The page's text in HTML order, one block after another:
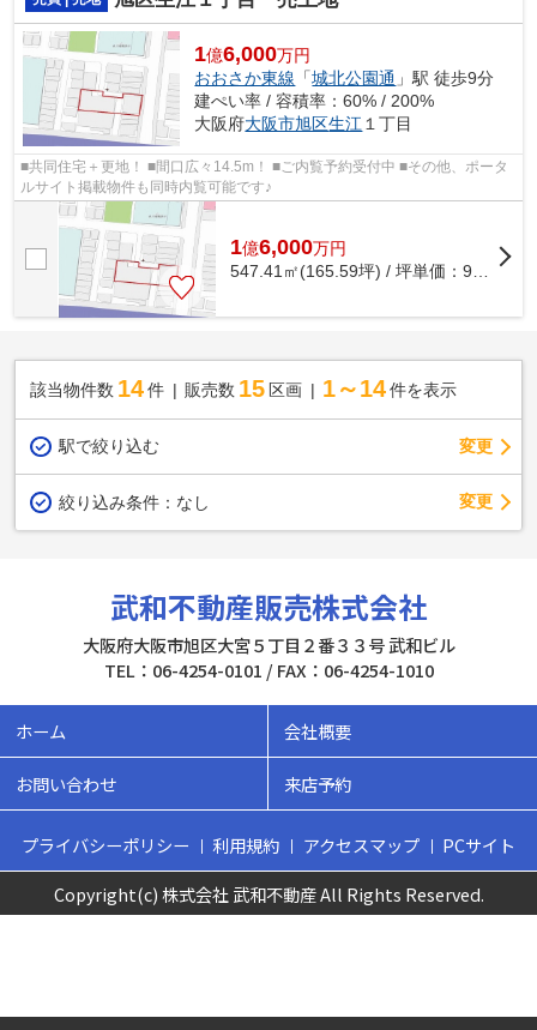
1億6,000万円
おおさか東線 「城北公園通 」駅 徒歩9分
建ぺい率 / 容積率：60% / 200%
大阪府大阪市旭区生江１丁目
■共同住宅＋更地！ ■間口広々14.5m！ ■ご内覧予約受付中 ■その他、ポータ
ルサイト掲載物件も同時内覧可能です♪
1億6,000万円
547.41㎡(165.59坪) / 坪単価：96.62
該当物件数 14件 販売数 15 区画 1～14 件を表示
駅で絞り込む 変更
絞り込み条件： なし 変更
武和不動産販売株式会社
大阪府大阪市旭区大宮５丁目２番３３号 武和ビル
TEL：06-4254-0101 / FAX：06-4254-1010
ホーム 会社概要
お問い合わせ 来店予約
プライバシーポリシー 利用規約 アクセスマップ
PCサイト
Copyright(c) 株式会社 武和不動産 All Rights Reserved.